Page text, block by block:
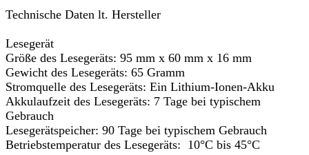
Technische Daten lt. Hersteller
Lesegerät
Größe des Lesegeräts: 95 mm x 60 mm x 16 mm
Gewicht des Lesegeräts: 65 Gramm
Stromquelle des Lesegeräts: Ein Lithium-Ionen-Akku
Akkulaufzeit des Lesegeräts: 7 Tage bei typischem
Gebrauch
Lesegerätspeicher: 90 Tage bei typischem Gebrauch
Betriebstemperatur des Lesegeräts: 10°C bis 45°C